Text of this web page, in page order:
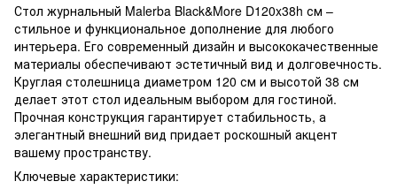
Стол журнальный Malerba Black&More D120x38h см –
стильное и функциональное дополнение для любого
интерьера. Его современный дизайн и высококачественные
материалы обеспечивают эстетичный вид и долговечность.
Круглая столешница диаметром 120 см и высотой 38 см
делает этот стол идеальным выбором для гостиной.
Прочная конструкция гарантирует стабильность, а
элегантный внешний вид придает роскошный акцент
вашему пространству.
Ключевые характеристики: